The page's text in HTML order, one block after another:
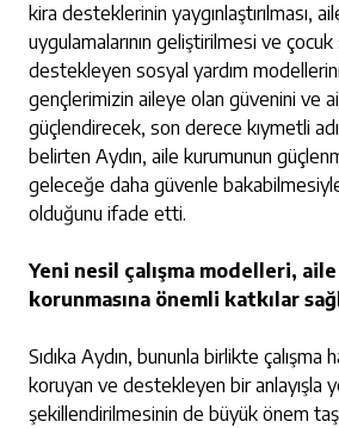
kira desteklerinin yaygınlaştırılması,
uygulamalarının geliştirilmesi ve
destekleyen sosyal yardım
gençlerimizin aileye olan güvenini ve
güçlendirecek, son derece kıymetli
belirten Aydın, aile kurumunun
geleceğe daha güvenle
olduğunu ifade etti.
Yeni nesil çalışma modelleri, aile
korunmasına önemli katkılar
Sıdıka Aydın, bununla birlikte çalışma
koruyan ve destekleyen bir anlayışla
şekillendirilmesinin de büyük önem